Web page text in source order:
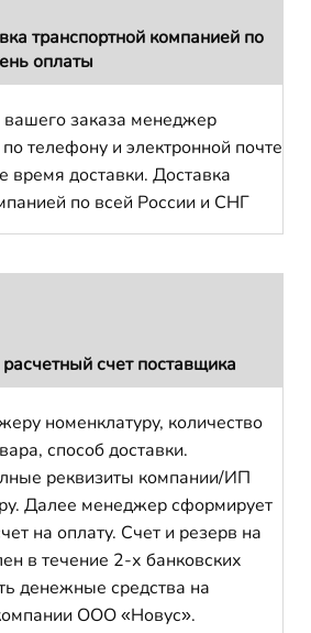
транспортной компанией по
оплаты
вашего заказа менеджер
телефону и электронной почте
время доставки. Доставка
по всей России и СНГ
счет поставщика
номенклатуру, количество
способ доставки.
реквизиты компании/ИП
Далее менеджер сформирует
на оплату. Счет и резерв на
в течение 2-х банковских
денежные средства на
ООО «Новус».